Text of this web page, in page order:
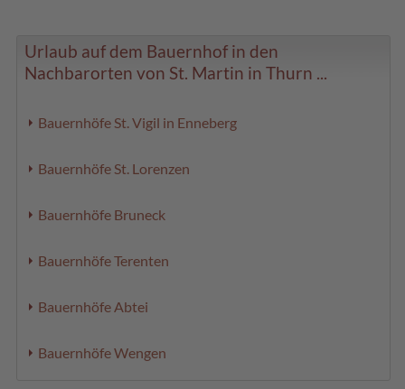
Urlaub auf dem Bauernhof in den
Nachbarorten von St. Martin in Thurn ...
Bauernhöfe St. Vigil in Enneberg
Bauernhöfe St. Lorenzen
Bauernhöfe Bruneck
Bauernhöfe Terenten
Bauernhöfe Abtei
Bauernhöfe Wengen